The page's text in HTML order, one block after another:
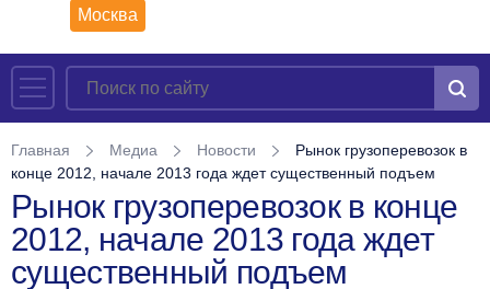
Москва
Главная Медиа Новости
Рынок грузоперевозок в
конце 2012, начале 2013 года ждет существенный подъем
Рынок грузоперевозок в конце
2012, начале 2013 года ждет
существенный подъем